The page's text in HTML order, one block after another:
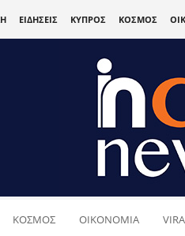
ΕΙΔΗΣΕΙΣ ΚΥΠΡΟΣ ΚΟΣΜΟΣ
ΚΟΣΜΟΣ ΟΙΚΟΝΟΜΙΑ